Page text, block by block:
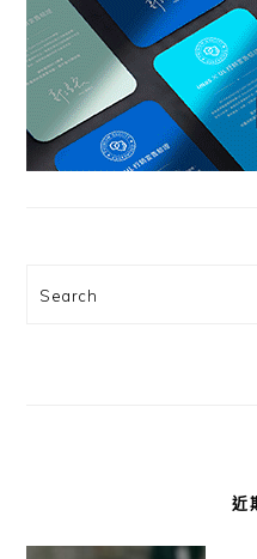
Search
近